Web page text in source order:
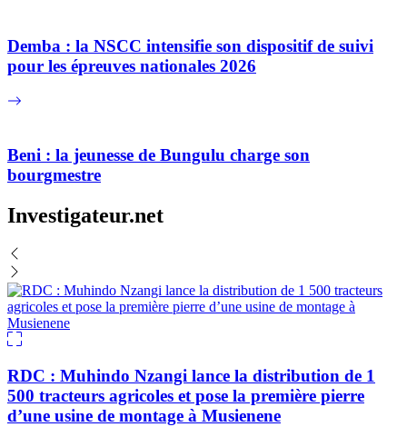
Demba : la NSCC intensifie son dispositif de suivi
pour les épreuves nationales 2026
Beni : la jeunesse de Bungulu charge son
bourgmestre
Investigateur.net
RDC : Muhindo Nzangi lance la distribution de 1
500 tracteurs agricoles et pose la première pierre
d’une usine de montage à Musienene